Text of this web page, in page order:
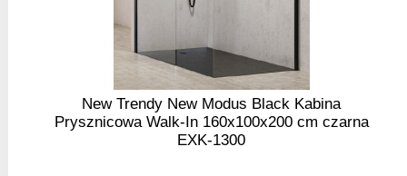
New Trendy New Modus Black Kabina
Prysznicowa Walk-In 160x100x200 cm czarna
EXK-1300